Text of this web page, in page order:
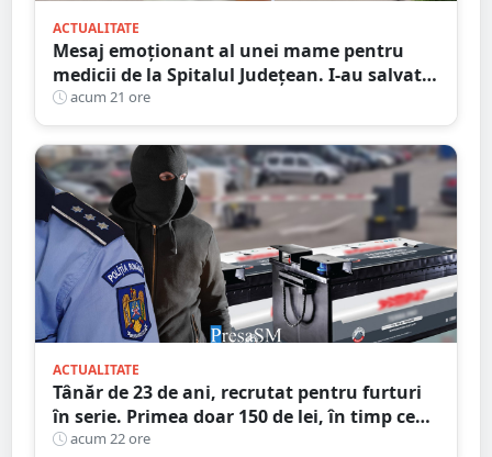
ACTUALITATE
Mesaj emoționant al unei mame pentru
medicii de la Spitalul Județean. I-au salvat
copilul după ani de încercări fără rezultat
acum 21 ore
ACTUALITATE
Tânăr de 23 de ani, recrutat pentru furturi
în serie. Primea doar 150 de lei, în timp ce
complicii dispăreau cu prada
acum 22 ore